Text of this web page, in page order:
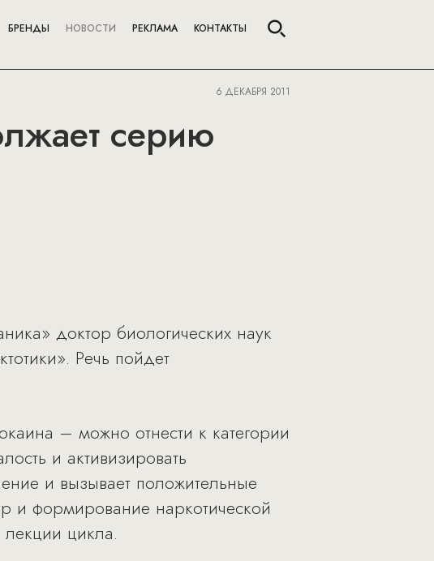
БРЕНДЫ НОВОСТИ РЕКЛАМА КОНТАКТЫ
6 ДЕКАБРЯ 2011
серию
доктор биологических наук
Речь пойдет
– можно отнести к категории
и активизировать
и вызывает положительные
и формирование наркотической
цикла.